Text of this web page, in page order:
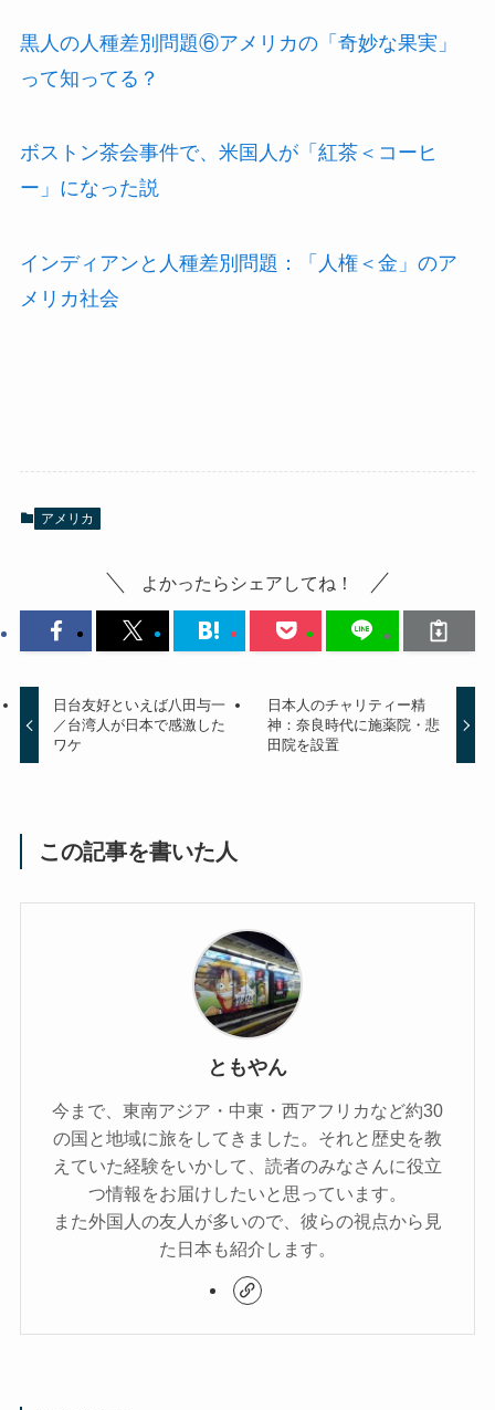
黒人の人種差別問題⑥アメリカの「奇妙な果実」
って知ってる？
ボストン茶会事件で、米国人が「紅茶＜コーヒ
ー」になった説
インディアンと人種差別問題：「人権＜金」のア
メリカ社会
アメリカ
よかったらシェアしてね！
日台友好といえば八田与一
／台湾人が日本で感激した
ワケ
日本人のチャリティー精
神：奈良時代に施薬院・悲
田院を設置
この記事を書いた人
ともやん
今まで、東南アジア・中東・西アフリカなど約30
の国と地域に旅をしてきました。それと歴史を教
えていた経験をいかして、読者のみなさんに役立
つ情報をお届けしたいと思っています。
また外国人の友人が多いので、彼らの視点から見
た日本も紹介します。